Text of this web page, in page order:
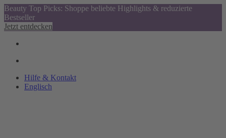
Beauty Top Picks: Shoppe beliebte Highlights & reduzierte
Bestseller
Jetzt entdecken
Hilfe & Kontakt
Englisch